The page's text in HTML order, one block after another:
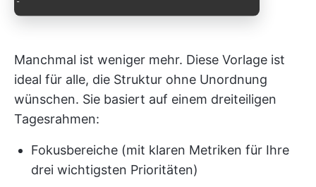
Manchmal ist weniger mehr. Diese Vorlage ist
ideal für alle, die Struktur ohne Unordnung
wünschen. Sie basiert auf einem dreiteiligen
Tagesrahmen:
Fokusbereiche (mit klaren Metriken für Ihre
drei wichtigsten Prioritäten)